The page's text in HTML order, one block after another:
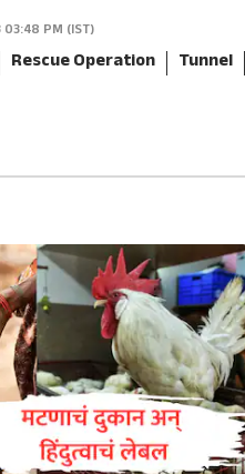
03:48 PM (IST)
Rescue Operation Tunnel